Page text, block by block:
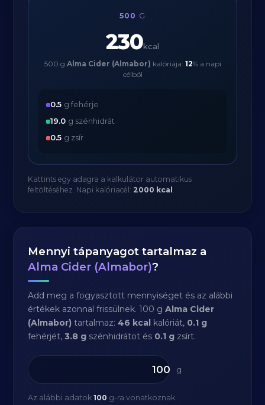
500 G
230kcal
500 g Alma Cider (Almabor) kalóriája: 12% a napi
célból
0.5 g fehérje
19.0 g szénhidrát
0.5 g zsír
Kattints egy adagra a kalkulátor automatikus
feltöltéséhez. Napi kalóriacél: 2000 kcal .
Mennyi tápanyagot tartalmaz a
Alma Cider (Almabor)?
Add meg a fogyasztott mennyiséget és az alábbi
értékek azonnal frissülnek. 100 gAlma Cider
(Almabor) tartalmaz:46 kcal kalóriát, 0.1 g
fehérjét,3.8 g szénhidrátot és 0.1 g zsírt.
g
Az alábbi adatok100 g-ra vonatkoznak.